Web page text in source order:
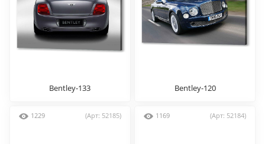
Bentley-133 Bentley-120
1229 (Арт: 52185) 1169 (Арт: 52184)